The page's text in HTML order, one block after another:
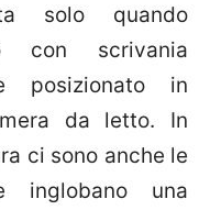
solo quando
con scrivania
posizionato in
da letto. In
ci sono anche le
inglobano una